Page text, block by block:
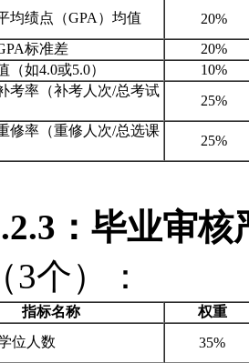
均绩点（GPA）均值
20%
标准差
20%
（如4.0或5.0）
10%
考率（补考人次/总考试
25%
修率（重修人次/总选课
25%
：毕业审
3个）：
指标名称
权重
位人数 35%